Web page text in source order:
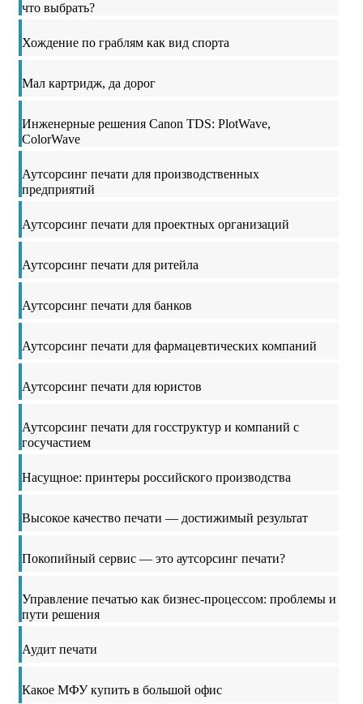
что выбрать?
Хождение по граблям как вид спорта
Мал картридж, да дорог
Инженерные решения Canon TDS: PlotWave,
ColorWave
Аутсорсинг печати для производственных
предприятий
Аутсорсинг печати для проектных организаций
Аутсорсинг печати для ритейла
Аутсорсинг печати для банков
Аутсорсинг печати для фармацевтических компаний
Аутсорсинг печати для юристов
Аутсорсинг печати для госструктур и компаний с
госучастием
Насущное: принтеры российского производства
Высокое качество печати — достижимый результат
Покопийный сервис — это аутсорсинг печати?
Управление печатью как бизнес-процессом: проблемы и
пути решения
Аудит печати
Какое МФУ купить в большой офис